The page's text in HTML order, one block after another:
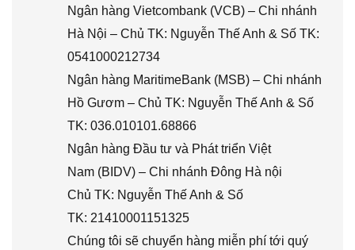
Ngân hàng Vietcombank (VCB) – Chi nhánh
Hà Nội – Chủ TK: Nguyễn Thế Anh & Số TK:
0541000212734
Ngân hàng MaritimeBank (MSB) – Chi nhánh
Hồ Gươm – Chủ TK: Nguyễn Thế Anh & Số
TK: 036.010101.68866
Ngân hàng Đầu tư và Phát triển Việt
Nam (BIDV) – Chi nhánh Đông Hà nội
Chủ TK: Nguyễn Thế Anh & Số
TK: 21410001151325
Chúng tôi sẽ chuyển hàng miễn phí tới quý